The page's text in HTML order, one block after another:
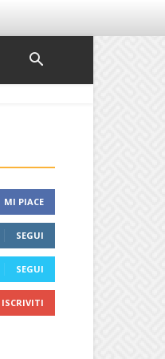
MI PIACE
SEGUI
SEGUI
ISCRIVITI